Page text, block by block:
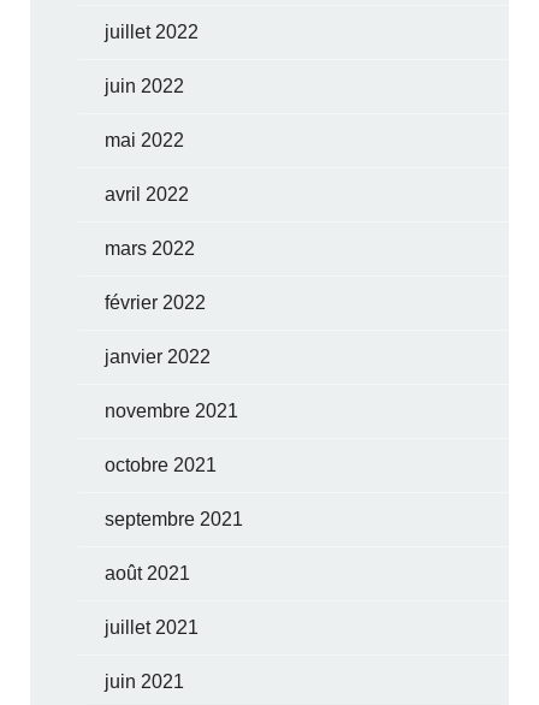
juillet 2022
juin 2022
mai 2022
avril 2022
mars 2022
février 2022
janvier 2022
novembre 2021
octobre 2021
septembre 2021
août 2021
juillet 2021
juin 2021